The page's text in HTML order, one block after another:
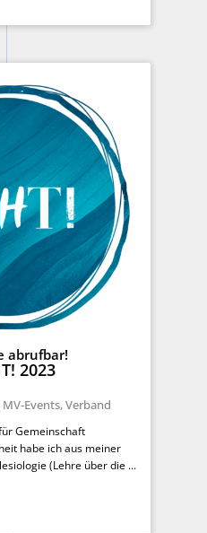
abrufbar!
2023
MV-Events,Verband
Gemeinschaft
habe ich aus meiner
(Lehre über die ...